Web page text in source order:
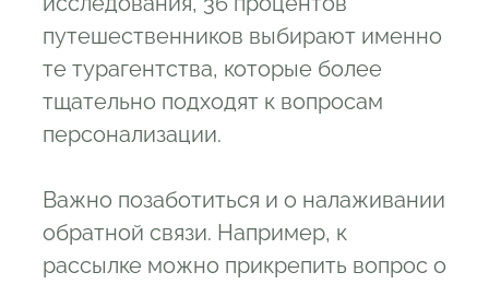
путешественников выбирают именно
те турагентства, которые более
тщательно подходят к вопросам
персонализации.
Важно позаботиться и о налаживании
обратной связи. Например, к
рассылке можно прикрепить вопрос о